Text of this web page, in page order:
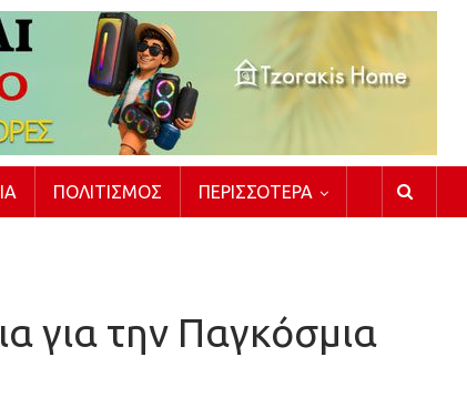
ΠΟΛΙΤΙΣΜΌΣ ΠΕΡΙΣΣΌΤΕΡΑ
για την Παγκόσμια